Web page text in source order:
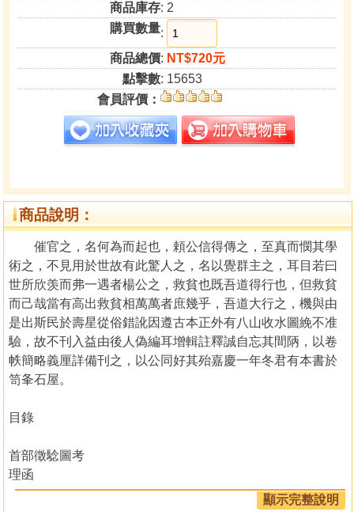
商品庫存: 2
購買數量:
商品總價: NT$720元
點擊數: 15653
會員評價：
商品說明：
催官之，名何為而起也，頼公信得傳之，至真而憫其學
術之，不見用於世故有此驚人之，名以覺群主之，耳目若曰
世所欣羡而弗一遇者楊公之，救貧也既吾道得行也，但救貧
而己哉當有高出救貧相萬萬者庶幾乎，吾道大行之，機與由
是出斯民於壽星從俗錯訛因遵古本正外有八山收水圖絻不准
驗，故不刊入益由後人偽編耳增輯註釋誠自忘其間陃，以卷
帙簡略義厘詳備刊之，以公同好其殆嘉慶一年冬君有本書於
笥夆石屋。
目錄
首部徵騐圖考
理函
地理辨正補義
顯示完整說明